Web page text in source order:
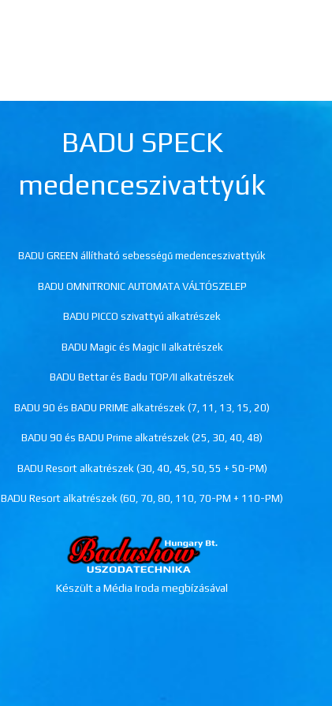
BADU SPECK
medenceszivattyúk
BADU GREEN állítható sebességű medenceszivattyúk
BADU OMNITRONIC AUTOMATA VÁLTÓSZELEP
BADU PICCO szivattyú alkatrészek
BADU Magic és Magic II alkatrészek
BADU Bettar és Badu TOP/II alkatrészek
BADU 90 és BADU PRIME alkatrészek (7, 11, 13, 15, 20)
BADU 90 és BADU Prime alkatrészek (25, 30, 40, 48)
BADU Resort alkatrészek (30, 40, 45, 50, 55 + 50-PM)
BADU Resort alkatrészek (60, 70, 80, 110, 70-PM + 110-PM)
Készült a Média Iroda megbízásával